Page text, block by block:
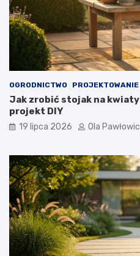
OGRODNICTWO PROJEKTOWANIE
Jak zrobić stojak na
projekt DIY
19 lipca 2026 Ola